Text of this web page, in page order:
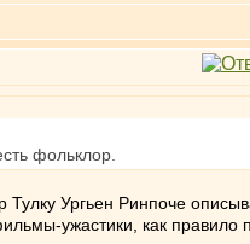
фольклор.
Ургьен Ринпоче
ужастики, как правило